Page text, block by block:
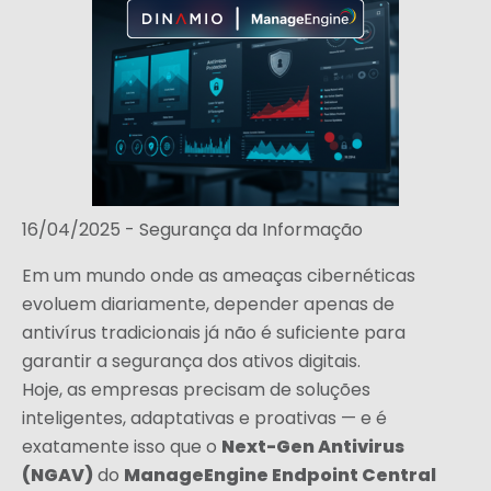
16/04/2025 - Segurança da Informação
Em um mundo onde as ameaças cibernéticas
evoluem diariamente, depender apenas de
antivírus tradicionais já não é suficiente para
garantir a segurança dos ativos digitais.
Hoje, as empresas precisam de soluções
inteligentes, adaptativas e proativas — e é
exatamente isso que o Next-Gen Antivirus
(NGAV)do ManageEngine Endpoint Central